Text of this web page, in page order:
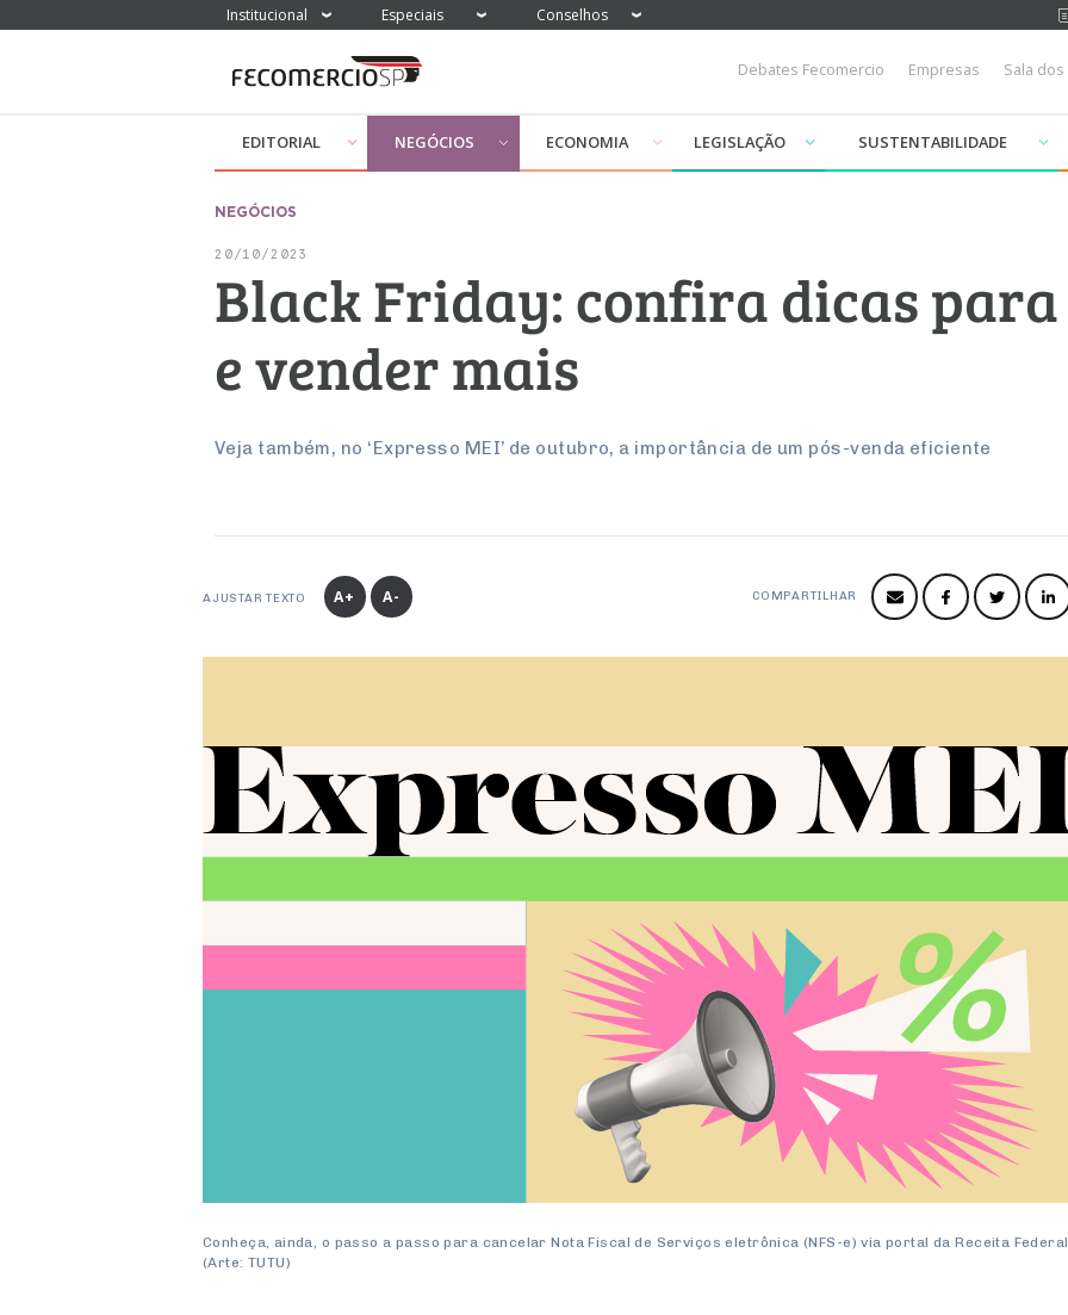
Institucional Especiais Conselhos
Debates Fecomercio Empresas Sala
EDITORIAL NEGÓCIOS ECONOMIA LEGISLAÇÃO SUSTENTABILIDADE
NEGÓCIOS
20/10/2023
Black Friday: confira dicas
e vender mais
Veja também, no ‘Expresso MEI’ de outubro, a importância de um pós-venda eficiente
AJUSTAR TEXTO A+ A- COMPARTILHAR
Conheça, ainda, o passo a passo para cancelar Nota Fiscal de Serviços eletrônica (NFS-e) via portal da Receita
(Arte: TUTU)